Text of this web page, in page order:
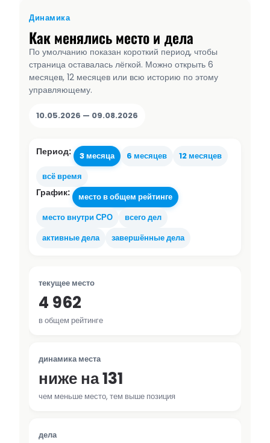
Динамика
Как менялись место и дела
По умолчанию показан короткий период, чтобы
страница оставалась лёгкой. Можно открыть 6
месяцев, 12 месяцев или всю историю по этому
управляющему.
10.05.2026 — 09.08.2026
Период: 3 месяца 6 месяцев
12 месяцев
всё время
График:
место в общем рейтинге
место внутри СРО
всего дел
активные дела
завершённые дела
текущее место
4 962
в общем рейтинге
динамика места
ниже на 131
чем меньше место, тем выше позиция
дела